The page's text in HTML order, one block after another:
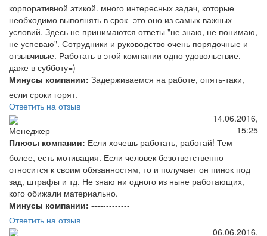
корпоративной этикой. много интересных задач, которые
необходимо выполнять в срок- это оно из самых важных
условий. Здесь не принимаются ответы "не знаю, не понимаю,
не успеваю". Сотрудники и руководство очень порядочные и
отзывчивые. Работать в этой компании одно удовольствие,
даже в субботу=)
Минусы компании: Задерживаемся на работе, опять-таки,
если сроки горят.
Ответить на отзыв
Менеджер
14.06.2016,
15:25
Плюсы компании: Если хочешь работать, работай! Тем
более, есть мотивация. Если человек безответственно
относится к своим обязанностям, то и получает он пинок под
зад, штрафы и тд. Не знаю ни одного из ныне работающих,
кого обижали материально.
Минусы компании: -------------
Ответить на отзыв
06.06.2016,